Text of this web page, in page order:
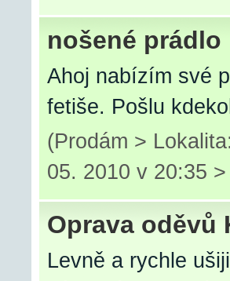
nošené prádlo
Ahoj nabízím své
fetiše. Pošlu
(Prodám >
05. 2010 v 20:35
Oprava oděvů
Levně a rychle